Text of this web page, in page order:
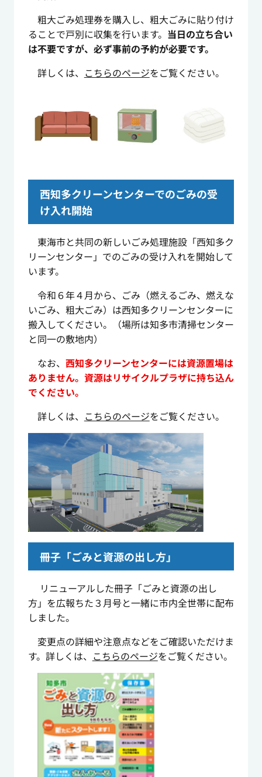
粗大ごみ処理券を購入し、粗大ごみに貼り付け
ることで戸別に収集を行います。 当日の立ち合い
は不要ですが、必ず事前の予約が必要です。
詳しくは、 こちらのページをご覧ください。
西知多クリーンセンターでのごみの受
け入れ開始
東海市と共同の新しいごみ処理施設「西知多ク
リーンセンター」でのごみの受け入れを開始して
います。
令和６年４月から、ごみ（燃えるごみ、燃えな
いごみ、粗大ごみ）は西知多クリーンセンターに
搬入してください。（場所は知多市清掃センター
と同一の敷地内）
なお、 西知多クリーンセンターには資源置場は
ありません。資源はリサイクルプラザに持ち込ん
でください。
詳しくは、 こちらのページをご覧ください。
冊子「ごみと資源の出し方」
リニューアルした冊子「ごみと資源の出し
方」を広報ちた３月号と一緒に市内全世帯に配布
しました。
変更点の詳細や注意点などをご確認いただけま
す。詳しくは、 こちらのページをご覧ください。